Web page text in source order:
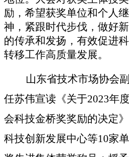
励，希望获奖单位和个人
神，紧跟时代步伐，做好
的传承和发扬，有效促进
转移工作高质量发展。
山东省技术市场协会
任苏伟宣读《关于2023年
会科技金桥奖奖励的决定
科技创新发展中心等10家